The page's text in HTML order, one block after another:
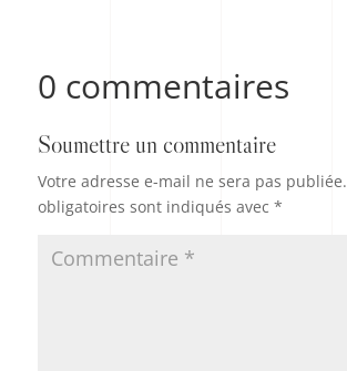
0 commentaires
Soumettre un commentaire
Votre adresse e-mail ne sera pas publiée.
obligatoires sont indiqués avec *